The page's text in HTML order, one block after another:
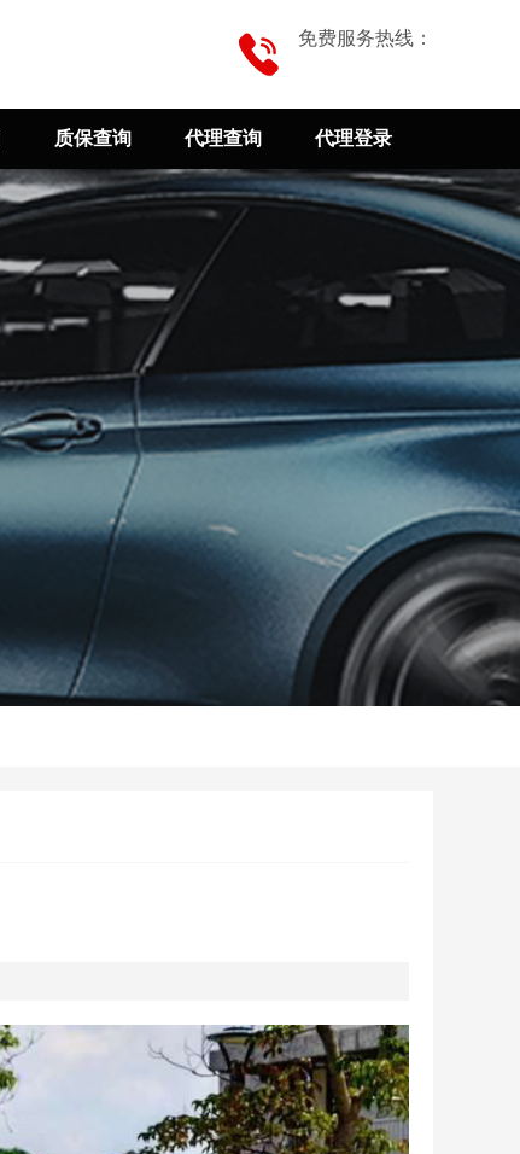
免费服务热线：
质保查询 代理查询 代理登录